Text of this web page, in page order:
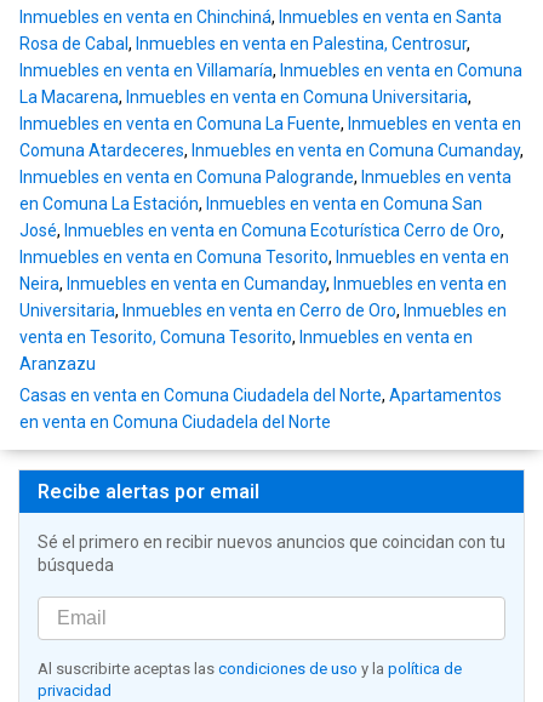
Inmuebles en venta en Chinchiná, Inmuebles en venta en Santa
Rosa de Cabal, Inmuebles en venta en Palestina, Centrosur,
Inmuebles en venta en Villamaría, Inmuebles en venta en Comuna
La Macarena, Inmuebles en venta en Comuna Universitaria,
Inmuebles en venta en Comuna La Fuente, Inmuebles en venta en
Comuna Atardeceres, Inmuebles en venta en Comuna Cumanday,
Inmuebles en venta en Comuna Palogrande, Inmuebles en venta
en Comuna La Estación, Inmuebles en venta en Comuna San
José, Inmuebles en venta en Comuna Ecoturística Cerro de Oro,
Inmuebles en venta en Comuna Tesorito, Inmuebles en venta en
Neira, Inmuebles en venta en Cumanday, Inmuebles en venta en
Universitaria, Inmuebles en venta en Cerro de Oro, Inmuebles en
venta en Tesorito, Comuna Tesorito, Inmuebles en venta en
Aranzazu
Casas en venta en Comuna Ciudadela del Norte, Apartamentos
en venta en Comuna Ciudadela del Norte
Recibe alertas por email
Sé el primero en recibir nuevos anuncios que coincidan con tu
búsqueda
Al suscribirte aceptas las condiciones de uso y la política de
privacidad